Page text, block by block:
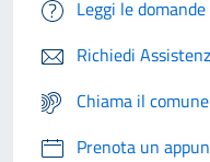
Leggi le
Richiedi
Chiama il
Prenota un